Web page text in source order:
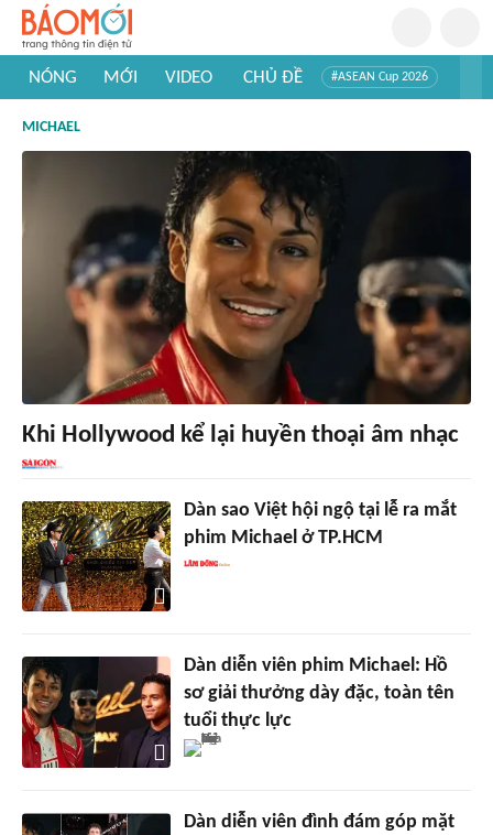
NÓNG MỚI VIDEO CHỦ ĐỀ #ASEAN Cup 2026
#Khám phá thế giới
MICHAEL
Khi Hollywood kể lại huyền thoại âm nhạc
Dàn sao Việt hội ngộ tại lễ ra mắt
phim Michael ở TP.HCM
Dàn diễn viên phim Michael: Hồ
sơ giải thưởng dày đặc, toàn tên
tuổi thực lực
Dàn diễn viên đình đám góp mặt